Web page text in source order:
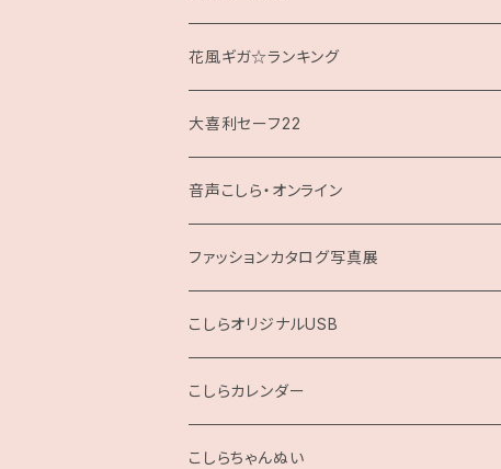
花風ギガ☆ランキング
大喜利セーフ22
お題回答Tシャツ
音声こしら・オンライン
ファッションカタログ写真展
展示用A4サイズ
2L版
こしらオリジナルUSB
こしらカレンダー
2025
こしらちゃんぬい